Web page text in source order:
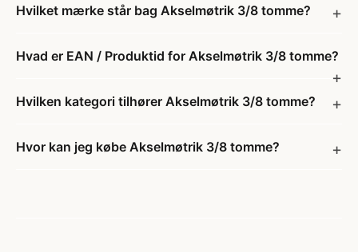
Hvilket mærke står bag Akselmøtrik 3/8 tomme?
Hvad er EAN / Produktid for Akselmøtrik 3/8 tomme?
Hvilken kategori tilhører Akselmøtrik 3/8 tomme?
Hvor kan jeg købe Akselmøtrik 3/8 tomme?